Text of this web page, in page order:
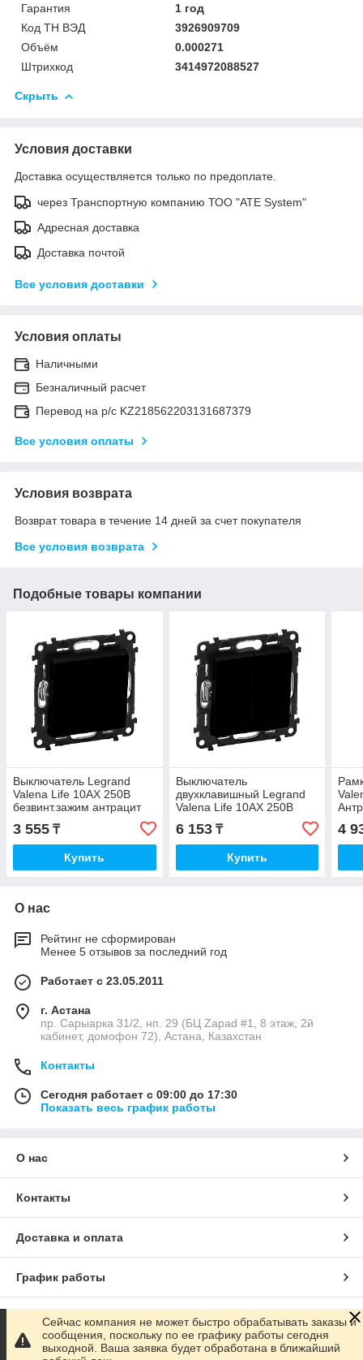
Гарантия
1 год
Код ТН ВЭД
3926909709
Объём
0.000271
Штрихкод
3414972088527
Скрыть
Условия доставки
Доставка осуществляется только по предоплате.
через Транспортную компанию ТОО "ATE System"
Адресная доставка
Доставка почтой
Все условия доставки
Условия оплаты
Наличными
Безналичный расчет
Перевод на р/с KZ218562203131687379
Все условия оплаты
Условия возврата
Возврат товара в течение 14 дней за счет покупателя
Все условия возврата
Подобные товары компании
Выключатель Legrand
Valena Life 10АХ 250В
безвинт.зажим антрацит
3 555 ₸
Купить
Выключатель
двухклавишный Legrand
Valena Life 10АХ 250В
безвинт.зажим антрацит
6 153₸
Купить
4
О нас
Рейтинг не сформирован
Менее 5 отзывов за последний год
Работает с 23.05.2011
г. Астана
пр. Сарыарка 31/2, нп. 29 (БЦ Zapad #1, 8 этаж, 2й
кабинет, домофон 72), Астана, Казахстан
Контакты
Сегодня работает с 09:00 до 17:30
Показать весь график работы
О нас
Контакты
Доставка и оплата
График работы
Полная версия сайта
Сайт создан на маркетплейсе Satu.kz
Сейчас компания не может быстро обрабатывать заказы и
сообщения, поскольку по ее графику работы сегодня
выходной. Ваша заявка будет обработана в ближайший